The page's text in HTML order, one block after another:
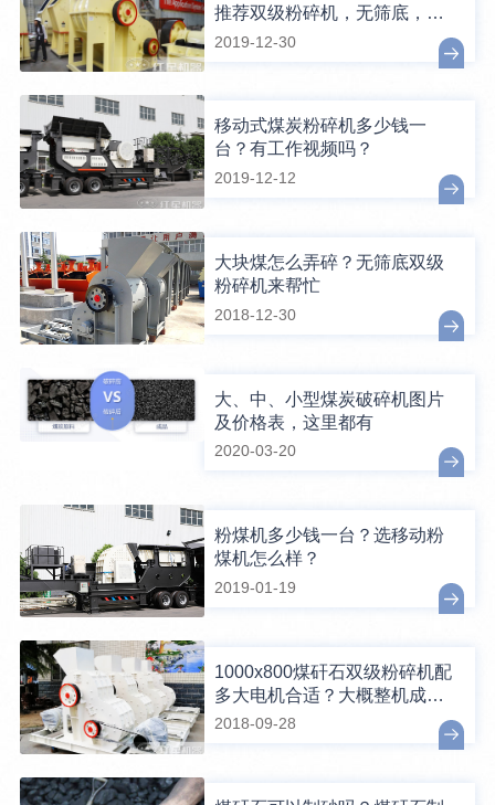
推荐双级粉碎机，无筛底，效
率更高
2019-12-30
移动式煤炭粉碎机多少钱一
台？有工作视频吗？
2019-12-12
大块煤怎么弄碎？无筛底双级
粉碎机来帮忙
2018-12-30
大、中、小型煤炭破碎机图片
及价格表，这里都有
2020-03-20
粉煤机多少钱一台？选移动粉
煤机怎么样？
2019-01-19
1000x800煤矸石双级粉碎机配
多大电机合适？大概整机成本
价多钱
2018-09-28